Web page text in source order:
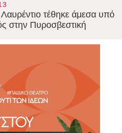
τέθηκε άμεσα υπό
στην Πυροσβεστική